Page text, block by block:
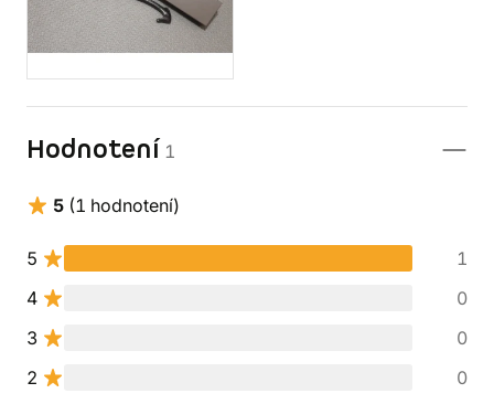
Hodnotení 1
5 (1 hodnotení)
5
1
4
0
3
0
2
0